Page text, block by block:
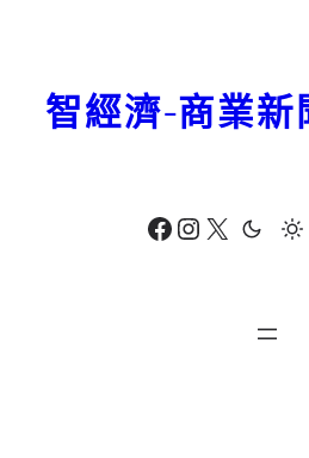
Facebook Instagram X
智經濟-商業新